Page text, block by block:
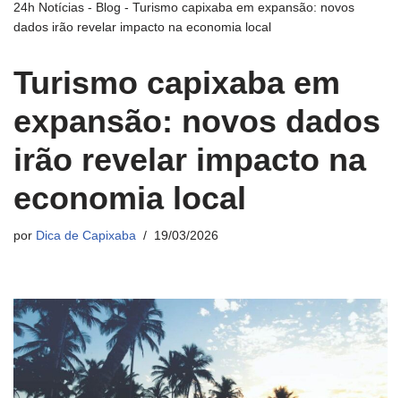
24h Notícias - Blog - Turismo capixaba em expansão: novos
dados irão revelar impacto na economia local
Turismo capixaba em
expansão: novos dados
irão revelar impacto na
economia local
por Dica de Capixaba 19/03/2026